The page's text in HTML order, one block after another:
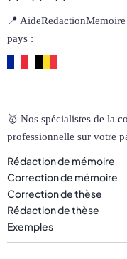
📍
pays :
🥇 Nos spécialistes de la
professionnelle sur votre
Rédaction de mémoire
Correction de mémoire
Correction de thèse
Rédaction de thèse
Exemples